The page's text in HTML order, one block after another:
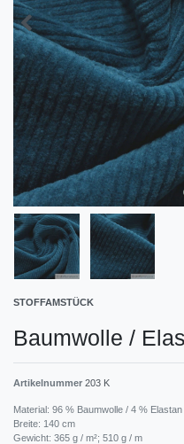
STOFFAMSTÜCK
Baumwolle /
Artikelnummer 203 K
Material: 96 % Baumwolle / 4 % Elastan
Breite: 140 cm
Gewicht: 365 g / m²; 510 g / m